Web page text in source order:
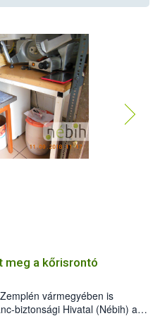
meg a kőrisrontó
vármegyében is
biztonsági Hivatal (Nébih) a